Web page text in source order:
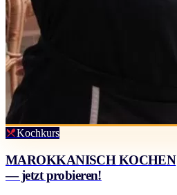
Kochkurs
MAROKKANISCH KOCHEN
— jetzt probieren!